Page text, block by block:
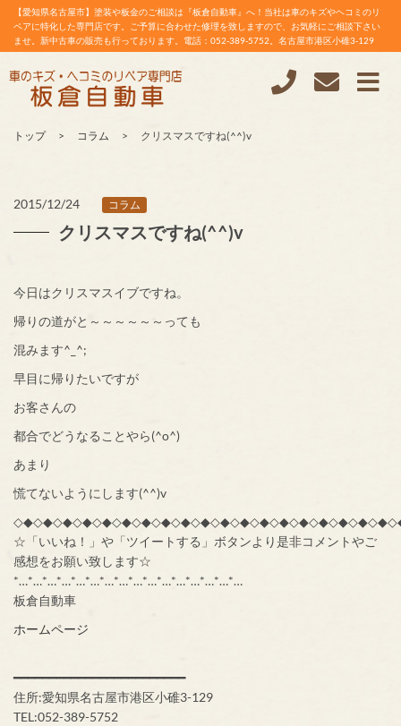
【愛知県名古屋市】塗装や板金のご相談は『板倉自動車』へ！当社は車のキズやヘコミのリ
ペアに特化した専門店です。ご予算に合わせた修理を致しますので、お気軽にご相談下さい
ませ。新中古車の販売も行っております。電話：052-389-5752。名古屋市港区小碓3-129
トップ コラム クリスマスですね(^^)v
2015/12/24 コラム
クリスマスですね(^^)v
今日はクリスマスイブですね。
帰りの道がと～～～～～～っても
混みます^_^;
早目に帰りたいですが
お客さんの
都合でどうなることやら(^o^)
あまり
慌てないようにします(^^)v
☆「いいね！」や「ツイートする」ボタンより是非コメントやご
感想をお願い致します☆
*…*…*…*…*…*…*…*…*…*…*…*…*…*…*…*…
板倉自動車
ホームページ
━━━━━━━━━━━━━━━━━━━━━━━━
住所:愛知県名古屋市港区小碓3-129
TEL:052-389-5752